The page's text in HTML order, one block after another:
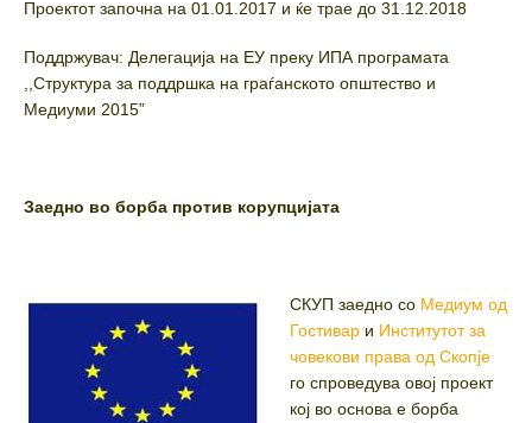
Проектот започна на 01.01.2017 и ќе трае до 31.12.2018
Поддржувач: Делегација на ЕУ преку ИПА програмата
,,Структура за поддршка на граѓанското општество и
Медиуми 2015”
Заедно во борба против корупцијата
СКУП заедно со Медиум од
Гостивар и Институтот за
човекови права од Скопје
го спроведува овој проект
кој во основа е борба